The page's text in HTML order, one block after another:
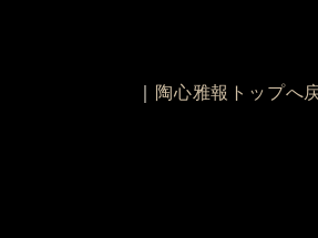
陶心雅報トップへ